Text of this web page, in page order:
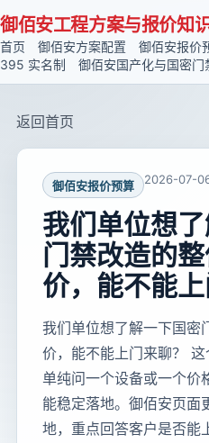
御佰安工程方案与报价知
首页 御佰安方案配置 御佰安报价
395 实名制
御佰安国产化与国密门
返回首页
御佰安报价预算 2026-07-
我们单位想
门禁改造的
价，能不能
我们单位想了解一下国密
价，能不能上门来聊？
单纯问一个设备或一个价
能稳定落地。御佰安页面
地，重点回答客户是否能